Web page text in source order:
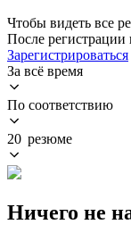
Чтобы видеть все
После
Зарегистрироваться
За всё время
По соответствию
20 резюме
Ничего не